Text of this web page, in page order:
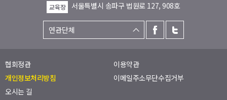
교육장
서울특별시 송파구 법원로 127, 908호
협회정관
이용약관
개인정보처리방침
이메일주소무단수집거부
오시는 길